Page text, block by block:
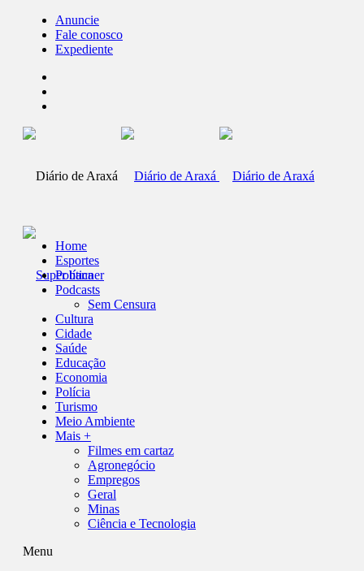
Anuncie
Fale conosco
Expediente
Home
Esportes
Política
Podcasts
Sem Censura
Cultura
Cidade
Saúde
Educação
Economia
Polícia
Turismo
Meio Ambiente
Mais +
Filmes em cartaz
Agronegócio
Empregos
Geral
Minas
Ciência e Tecnologia
Menu